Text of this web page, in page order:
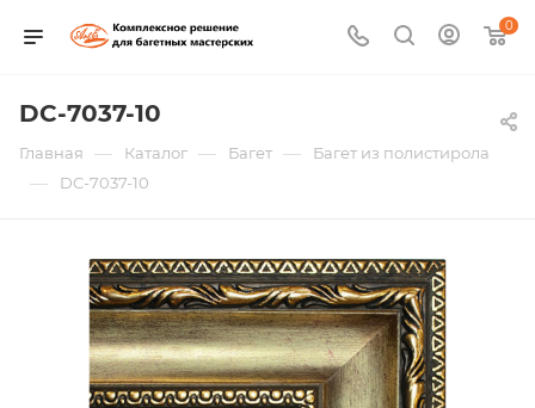
0
DC-7037-10
Главная — Каталог — Багет — Багет из полистирола
— DC-7037-10